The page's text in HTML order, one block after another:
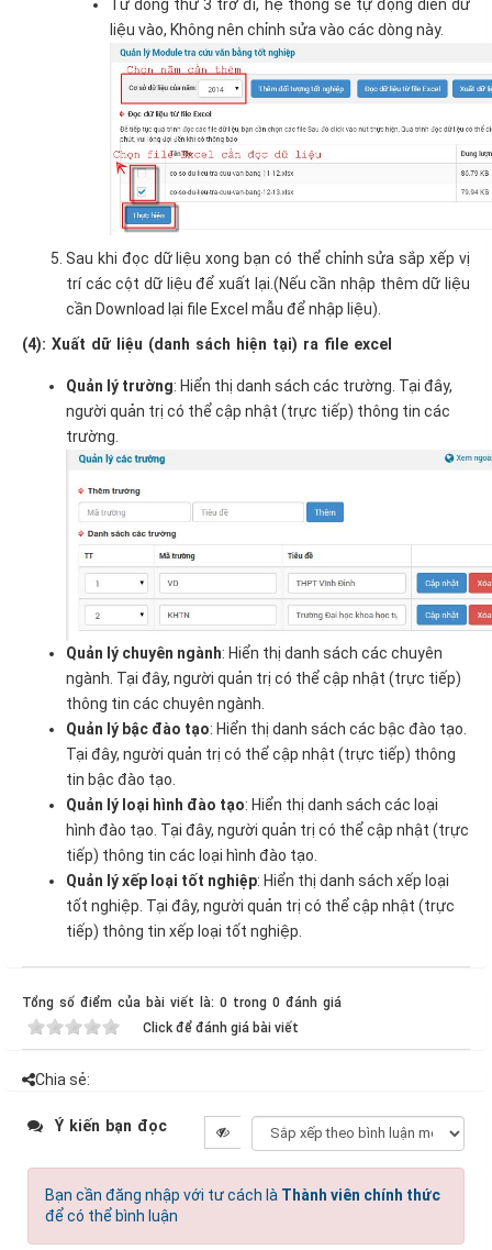
Từ dòng thứ 3 trở đi, hệ thống sẽ tự động diền dữ
liệu vào, Không nên chỉnh sửa vào các dòng này.
Sau khi đọc dữ liệu xong bạn có thể chỉnh sửa sắp xếp vị
trí các cột dữ liệu để xuất lại.(Nếu cần nhập thêm dữ liệu
cần Download lại file Excel mẫu để nhập liệu).
(4): Xuất dữ liệu (danh sách hiện tại) ra file excel
Quản lý trường: Hiển thị danh sách các trường. Tại đây,
người quản trị có thể cập nhật (trực tiếp) thông tin các
trường.
Quản lý chuyên ngành: Hiển thị danh sách các chuyên
ngành. Tại đây, người quản trị có thể cập nhật (trực tiếp)
thông tin các chuyên ngành.
Quản lý bậc đào tạo: Hiển thị danh sách các bậc đào tạo.
Tại đây, người quản trị có thể cập nhật (trực tiếp) thông
tin bậc đào tạo.
Quản lý loại hình đào tạo: Hiển thị danh sách các loại
hình đào tạo. Tại đây, người quản trị có thể cập nhật (trực
tiếp) thông tin các loại hình đào tạo.
Quản lý xếp loại tốt nghiệp: Hiển thị danh sách xếp loại
tốt nghiệp. Tại đây, người quản trị có thể cập nhật (trực
tiếp) thông tin xếp loại tốt nghiệp.
Tổng số điểm của bài viết là: 0 trong 0 đánh giá
Click để đánh giá bài viết
Chia sẻ:
Ý kiến bạn đọc
Bạn cần đăng nhập với tư cách là Thành viên chính thức
để có thể bình luận